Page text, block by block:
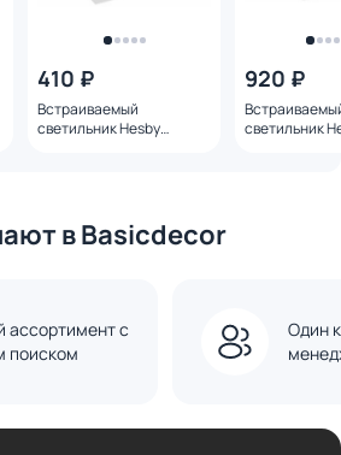
410 ₽
Встраиваемый
светильник Hesby
920 ₽
светильник
в Basicdecor
ассортимент с
поиском
Один